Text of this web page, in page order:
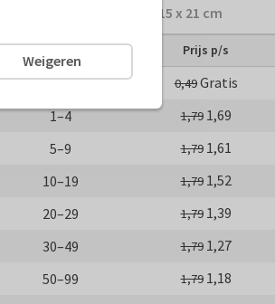
15 x 21 cm
Aantal Prijs p/s
Proefdruk 0,49Gratis
1–4
1,79 1,69
5–9
1,79 1,61
10–19
1,79 1,52
20–29
1,79 1,39
30–49
1,79 1,27
50–99
1,79 1,18
Weigeren